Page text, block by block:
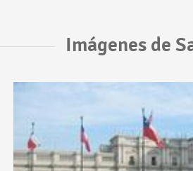
Imágenes de